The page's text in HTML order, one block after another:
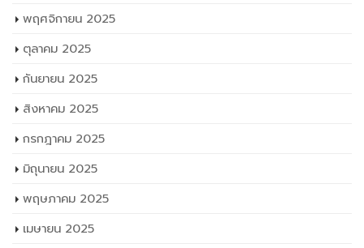
สิงหาคม 2025
กรกฎาคม 2025
มิถุนายน 2025
พฤษภาคม 2025
เมษายน 2025
มีนาคม 2025
กุมภาพันธ์ 2025
มกราคม 2025